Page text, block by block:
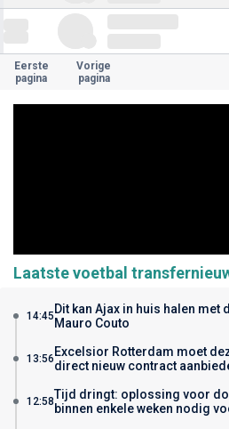
Eerste
pagina
Vorige
pagina
Laatste voetbal
14:45 Dit kan Ajax in huis halen met
Mauro Couto
13:56 Excelsior Rotterdam moet
direct nieuw contract
12:58Tijd dringt: oplossing voor
binnen enkele weken nodig